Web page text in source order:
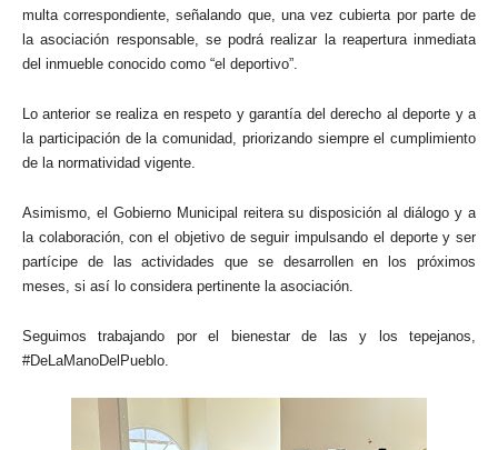
multa correspondiente, señalando que, una vez cubierta por parte de
la asociación responsable, se podrá realizar la reapertura inmediata
del inmueble conocido como “el deportivo”.
Lo anterior se realiza en respeto y garantía del derecho al deporte y a
la participación de la comunidad, priorizando siempre el cumplimiento
de la normatividad vigente.
Asimismo, el Gobierno Municipal reitera su disposición al diálogo y a
la colaboración, con el objetivo de seguir impulsando el deporte y ser
partícipe de las actividades que se desarrollen en los próximos
meses, si así lo considera pertinente la asociación.
Seguimos trabajando por el bienestar de las y los tepejanos,
#DeLaManoDelPueblo.